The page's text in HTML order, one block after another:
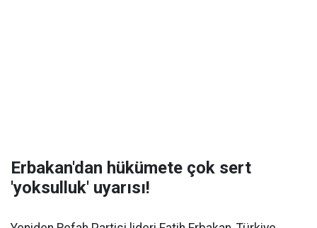
Erbakan'dan hükümete çok sert
'yoksulluk' uyarısı!